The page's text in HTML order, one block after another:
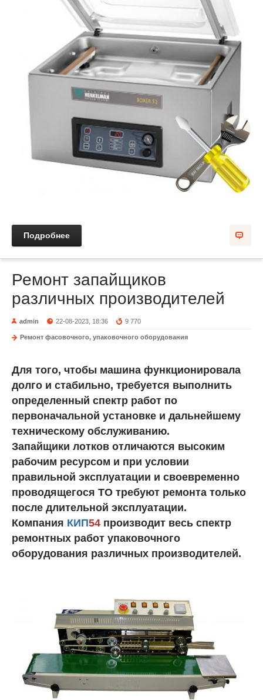
Подробнее
Ремонт запайщиков
различных производителей
admin 22-08-2023, 18:36 9 770
Ремонт фасовочного, упаковочного оборудования
Для того, чтобы машина функционировала
долго и стабильно, требуется выполнить
определенный спектр работ по
первоначальной установке и дальнейшему
техническому обслуживанию.
Запайщики лотков отличаются высоким
рабочим ресурсом и при условии
правильной эксплуатации и своевременно
проводящегося ТО требуют ремонта только
после длительной эксплуатации.
Компания КИП54 производит весь спектр
ремонтных работ упаковочного
оборудования различных производителей.